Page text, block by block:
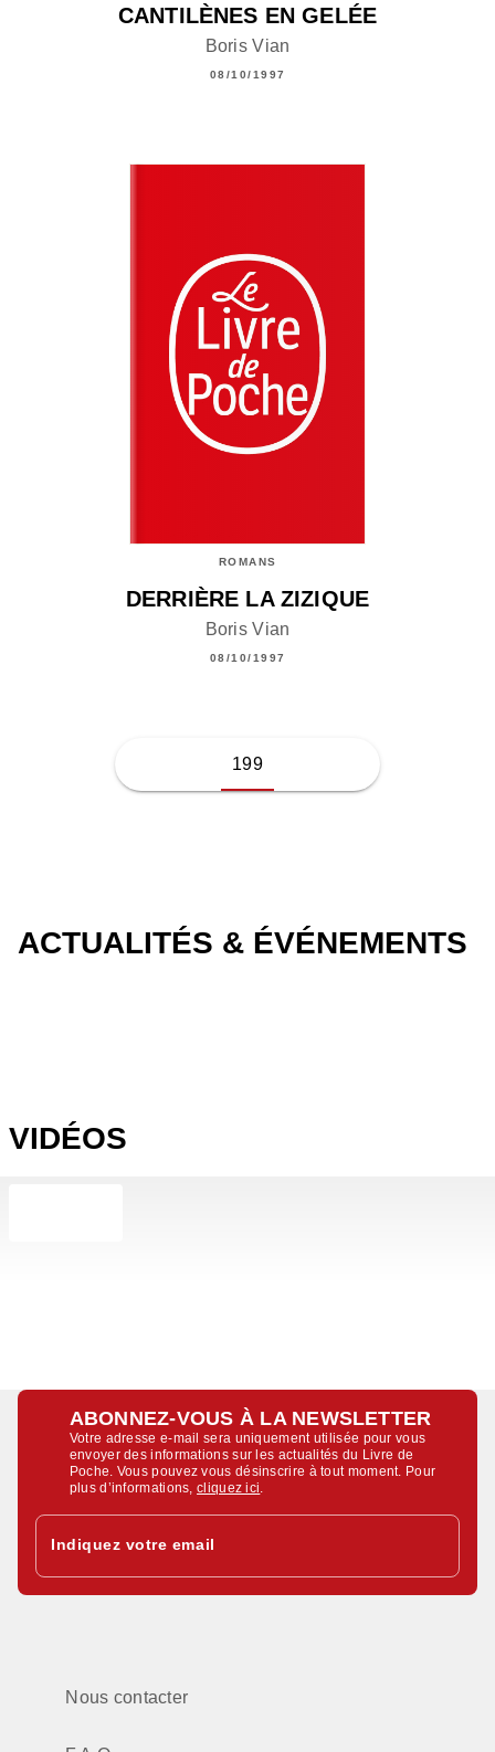
CANTILÈNES EN GELÉE
Boris Vian
08/10/1997
ROMANS
DERRIÈRE LA ZIZIQUE
Boris Vian
08/10/1997
199
ACTUALITÉS & ÉVÉNEMENTS
VIDÉOS
ABONNEZ-VOUS À LA NEWSLETTER
Votre adresse e-mail sera uniquement utilisée pour vous
envoyer des informations sur les actualités du Livre de
Poche. Vous pouvez vous désinscrire à tout moment. Pour
plus d’informations,cliquez ici
Indiquez votre email
Nous contacter